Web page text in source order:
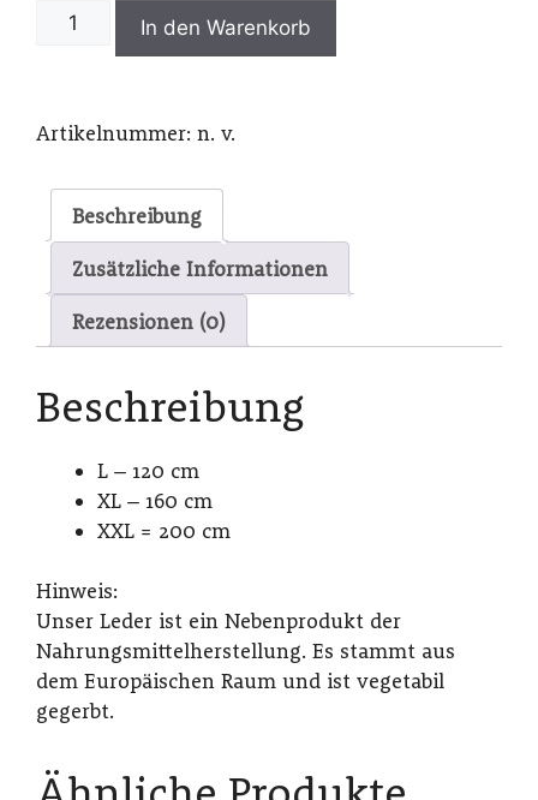
Ledertragriemen
Horn
XXL
Menge
In den Warenkorb
Artikelnummer: n. v.
Beschreibung
Zusätzliche Informationen
Rezensionen (0)
Beschreibung
L – 120 cm
XL – 160 cm
XXL = 200 cm
Hinweis:
Unser Leder ist ein Nebenprodukt der
Nahrungsmittelherstellung. Es stammt aus
dem Europäischen Raum und ist vegetabil
gegerbt.